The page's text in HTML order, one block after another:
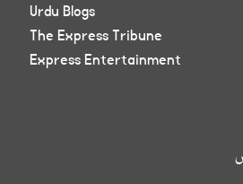
Urdu Blogs
The Express Tribune
Express Entertainment